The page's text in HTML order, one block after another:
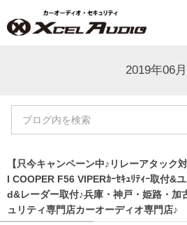
2019年06月
【只今キャンペーン中♪リレーアタック
I COOPER F56 VIPERｶｰｾｷｭﾘﾃｨｰ取付&
d&レーダー取付♪兵庫・神戸・姫路・加
ュリティ専門店カーオーディオ専門店♪